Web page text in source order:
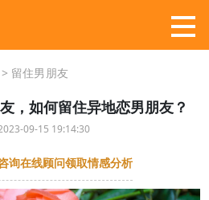
> 留住男朋友
，如何留住异地恋男朋友？
09-15 19:14:30
询在线顾问领取情感分析